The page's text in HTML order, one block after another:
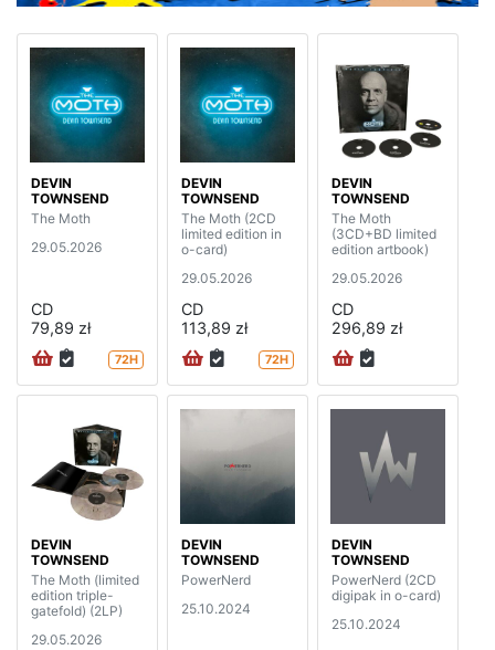
DEVIN
TOWNSEND
The Moth
29.05.2026
CD
79,89 zł
72H
DEVIN
TOWNSEND
The Moth (2CD
limited edition in
o-card)
29.05.2026
CD
113,89 zł
72H
DEVIN
TOWNSEND
The Moth
(3CD+BD limited
edition artbook)
29.05.2026
CD
296,89 zł
DEVIN
TOWNSEND
The Moth (limited
edition triple-
gatefold) (2LP)
29.05.2026
DEVIN
TOWNSEND
PowerNerd
25.10.2024
DEVIN
TOWNSEND
PowerNerd (2CD
digipak in o-card)
25.10.2024